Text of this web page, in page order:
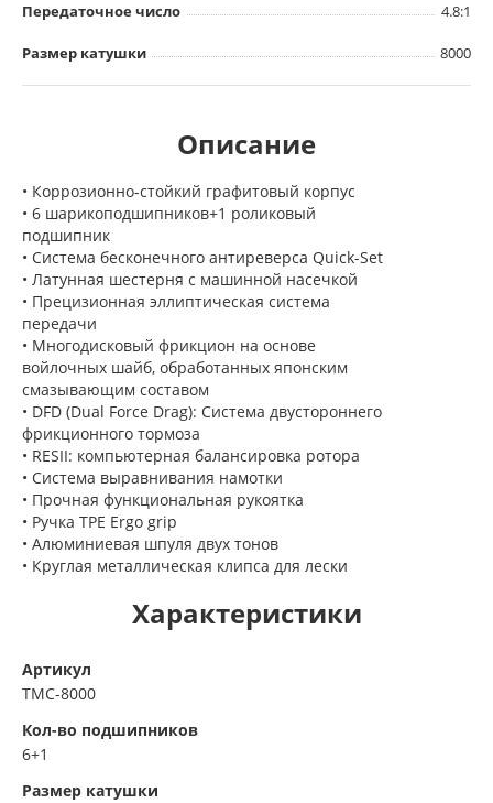
Передаточное число 4.8:1
Размер катушки 8000
Описание
• Коррозионно-стойкий графитовый корпус
• 6 шарикоподшипников+1 роликовый
подшипник
• Система бесконечного антиреверса Quick-Set
• Латунная шестерня с машинной насечкой
• Прецизионная эллиптическая система
передачи
• Многодисковый фрикцион на основе
войлочных шайб, обработанных японским
смазывающим составом
• DFD (Dual Force Drag): Система двустороннего
фрикционного тормоза
• RESII: компьютерная балансировка ротора
• Система выравнивания намотки
• Прочная функциональная рукоятка
• Ручка TPE Ergo grip
• Алюминиевая шпуля двух тонов
• Круглая металлическая клипса для лески
Характеристики
Артикул
TMC-8000
Кол-во подшипников
6+1
Размер катушки